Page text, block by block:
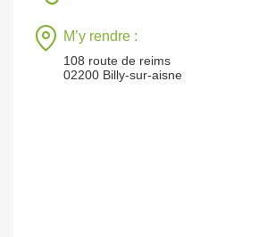
M’y rendre :
108 route de reims
02200 Billy-sur-aisne